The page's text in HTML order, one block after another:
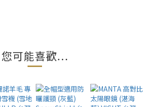
您可能喜歡...